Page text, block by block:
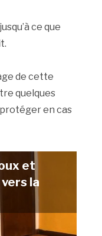
ce que
de cette
quelques
en cas
et
la